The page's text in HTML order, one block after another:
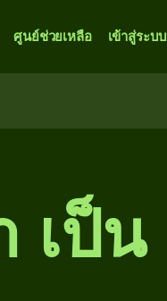
ศูนย์ช่วยเหลือ เข้าสู่ระบบ
เป็น